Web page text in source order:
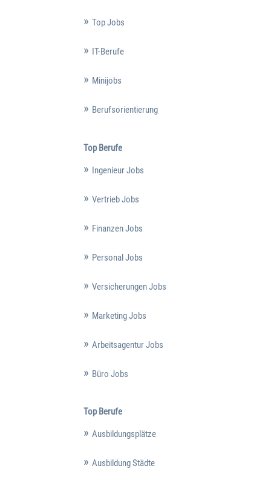
Top Jobs
IT-Berufe
Minijobs
Berufsorientierung
Top Berufe
Ingenieur Jobs
Vertrieb Jobs
Finanzen Jobs
Personal Jobs
Versicherungen Jobs
Marketing Jobs
Arbeitsagentur Jobs
Büro Jobs
Top Berufe
Ausbildungsplätze
Ausbildung Städte